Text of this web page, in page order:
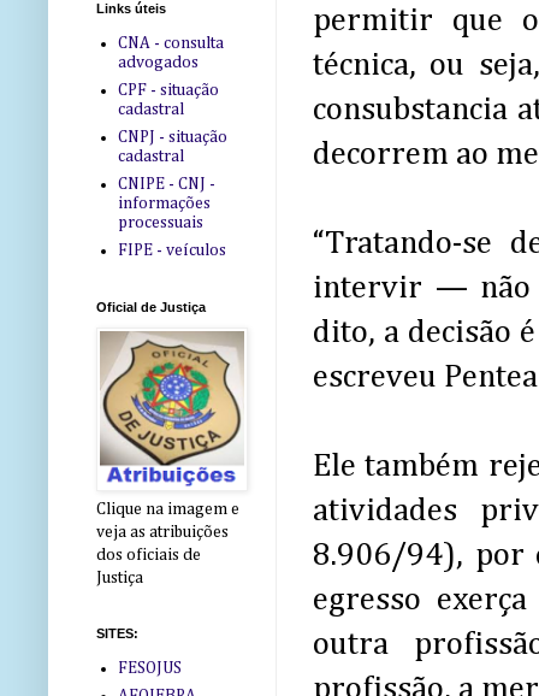
permitir que
técnica, ou
consubstancia
decorrem ao
“Tratando-se
intervir — não
dito, a decisão
escreveu
Ele também
atividades
8.906/94), por
egresso
outra
Links úteis
CNA - consulta
advogados
CPF - situação
cadastral
CNPJ - situação
cadastral
CNIPE - CNJ -
informações
processuais
FIPE - veículos
Oficial de Justiça
Clique na imagem e
veja as atribuições
dos oficiais de
Justiça
SITES:
FESOJUS